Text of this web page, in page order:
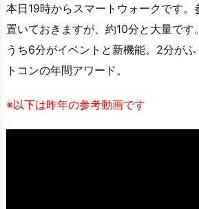
本日19時からスマートウォークです。
置いておきますが、約10分と大量です。
うち6分がイベントと新機能。2分が
トコンの年間アワード。
※以下は昨年の参考動画です